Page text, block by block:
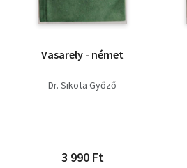
Vasarely - német
Dr. Sikota Győző
3 990 Ft